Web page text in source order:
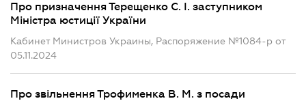
Про призначення Терещенко С. І. заступником
Міністра юстиції України
Кабинет Министров Украины, Распоряжение №1084-р от
05.11.2024
Про звільнення Трофименка В. М. з посади